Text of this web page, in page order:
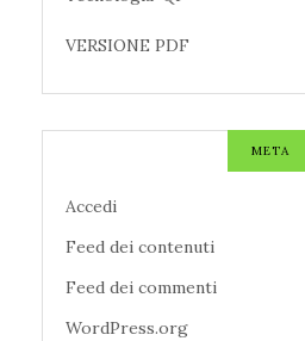
VERSIONE PDF
META
Accedi
Feed dei contenuti
Feed dei commenti
WordPress.org